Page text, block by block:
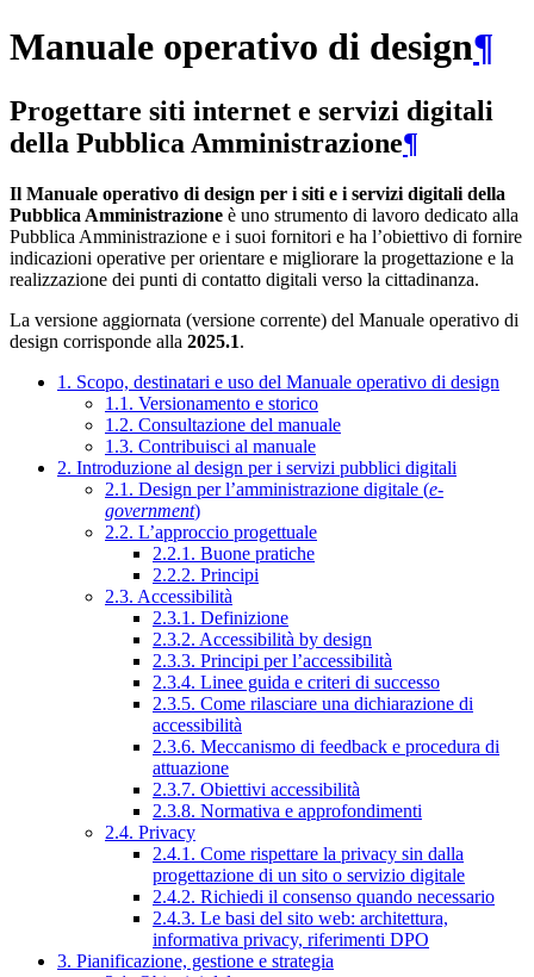
Manuale operativo di design¶
Progettare siti internet e servizi digitali
della Pubblica Amministrazione¶
Il Manuale operativo di design per i siti e i servizi digitali della
Pubblica Amministrazione è uno strumento di lavoro dedicato alla
Pubblica Amministrazione e i suoi fornitori e ha l’obiettivo di fornire
indicazioni operative per orientare e migliorare la progettazione e la
realizzazione dei punti di contatto digitali verso la cittadinanza.
La versione aggiornata (versione corrente) del Manuale operativo di
design corrisponde alla 2025.1.
1. Scopo, destinatari e uso del Manuale operativo di design
1.1. Versionamento e storico
1.2. Consultazione del manuale
1.3. Contribuisci al manuale
2. Introduzione al design per i servizi pubblici digitali
2.1. Design per l’amministrazione digitale (e-
government)
2.2. L’approccio progettuale
2.2.1. Buone pratiche
2.2.2. Principi
2.3. Accessibilità
2.3.1. Definizione
2.3.2. Accessibilità by design
2.3.3. Principi per l’accessibilità
2.3.4. Linee guida e criteri di successo
2.3.5. Come rilasciare una dichiarazione di
accessibilità
2.3.6. Meccanismo di feedback e procedura di
attuazione
2.3.7. Obiettivi accessibilità
2.3.8. Normativa e approfondimenti
2.4. Privacy
2.4.1. Come rispettare la privacy sin dalla
progettazione di un sito o servizio digitale
2.4.2. Richiedi il consenso quando necessario
2.4.3. Le basi del sito web: architettura,
informativa privacy, riferimenti DPO
3. Pianificazione, gestione e strategia